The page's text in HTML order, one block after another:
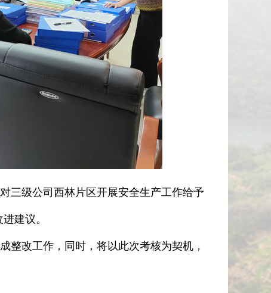
级公司西林片区开展安全生产工作给予
建议。
改工作，同时，将以此次考核为契机，